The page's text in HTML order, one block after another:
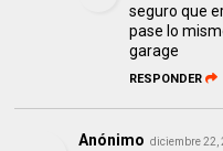
seguro que
pase lo
garage
RESPONDER
Anónimo diciembre 22,